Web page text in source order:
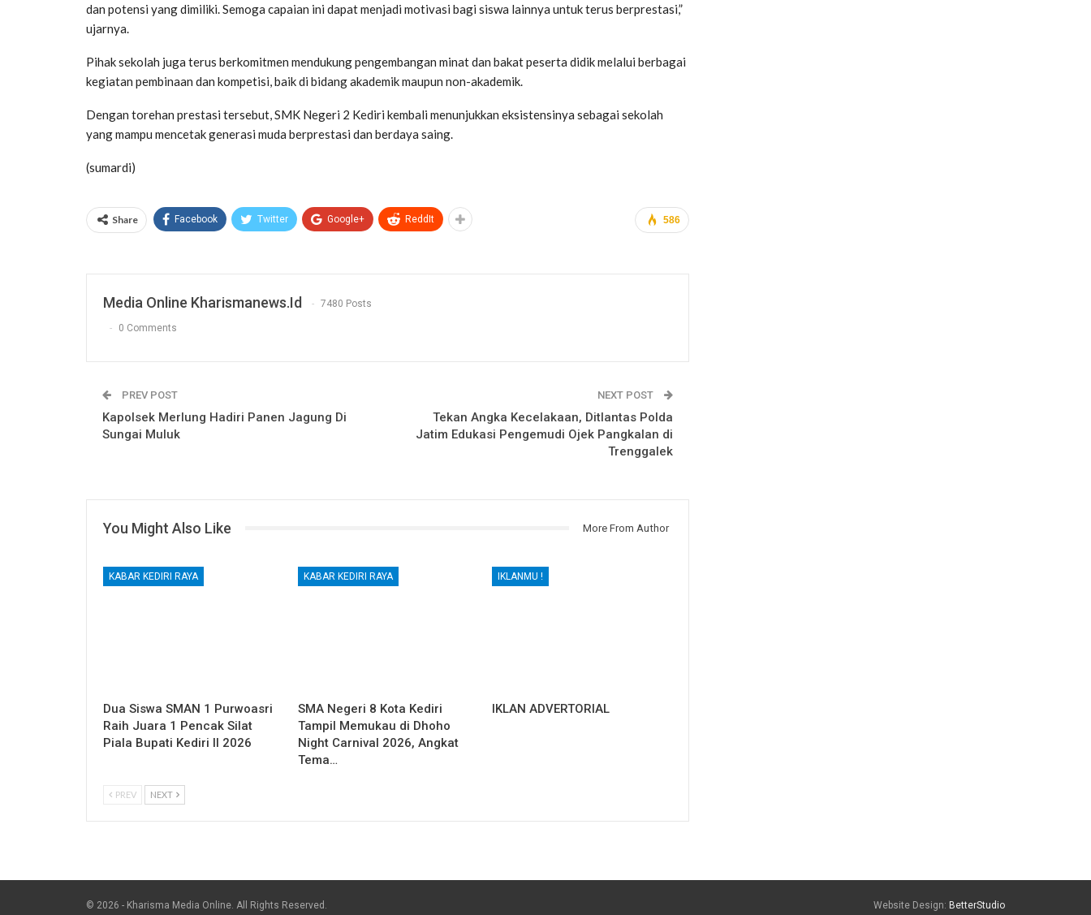
dan potensi yang dimiliki. Semoga capaian ini dapat menjadi motivasi bagi siswa lainnya untuk terus berprestasi,”
ujarnya.
Pihak sekolah juga terus berkomitmen mendukung pengembangan minat dan bakat peserta didik melalui berbagai
kegiatan pembinaan dan kompetisi, baik di bidang akademik maupun non-akademik.
Dengan torehan prestasi tersebut, SMK Negeri 2 Kediri kembali menunjukkan eksistensinya sebagai sekolah
yang mampu mencetak generasi muda berprestasi dan berdaya saing.
(sumardi)
586
Share Facebook Twitter Google+ ReddIt
Media Online Kharismanews.id 7480 Posts
0 Comments
PREV POST
Kapolsek Merlung Hadiri Panen Jagung Di
Sungai Muluk
NEXT POST
Tekan Angka Kecelakaan, Ditlantas Polda
Jatim Edukasi Pengemudi Ojek Pangkalan di
Trenggalek
You Might Also Like More From Author
KABAR KEDIRI RAYA
Dua Siswa SMAN 1 Purwoasri
Raih Juara 1 Pencak Silat
Piala Bupati Kediri II 2026
KABAR KEDIRI RAYA
SMA Negeri 8 Kota Kediri
Tampil Memukau di Dhoho
Night Carnival 2026, Angkat
Tema…
IKLANMU !
IKLAN ADVERTORIAL
PREV NEXT
© 2026 - Kharisma Media Online. All Rights Reserved. Website Design: BetterStudio